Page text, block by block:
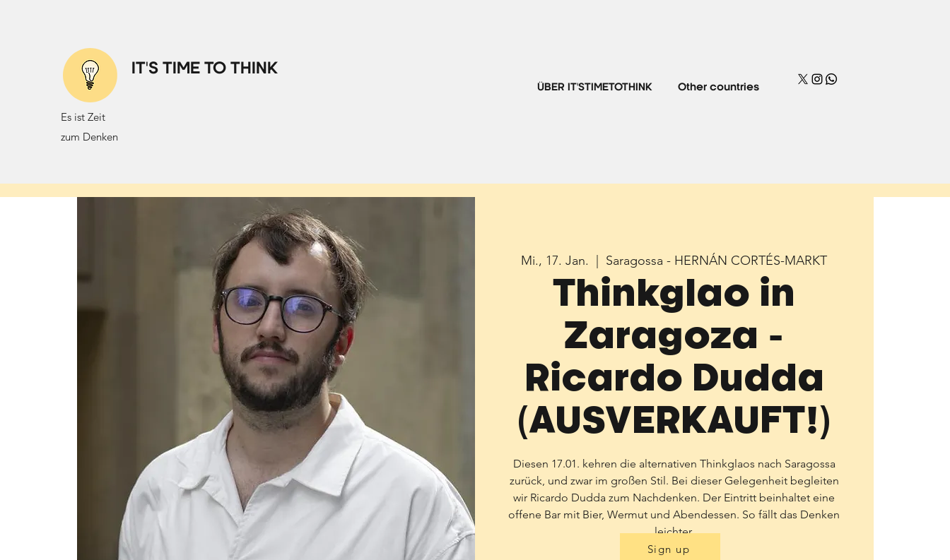
IT'S TIME TO THINK
Es ist Zeit
zum Denken
ÜBER IT'STIMETOTHINK Other countries
Mi., 17. Jan. Saragossa - HERNÁN CORTÉS-MARKT
Thinkglao in
Zaragoza -
Ricardo Dudda
(AUSVERKAUFT!)
Diesen 17.01. kehren die alternativen Thinkglaos nach Saragossa
zurück, und zwar im großen Stil. Bei dieser Gelegenheit begleiten
wir Ricardo Dudda zum Nachdenken. Der Eintritt beinhaltet eine
offene Bar mit Bier, Wermut und Abendessen. So fällt das Denken
leichter.
Sign up